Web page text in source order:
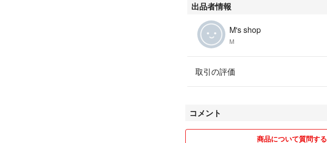
出品者情報
M's shop
M
取引の評価
コメント
商品について質問する